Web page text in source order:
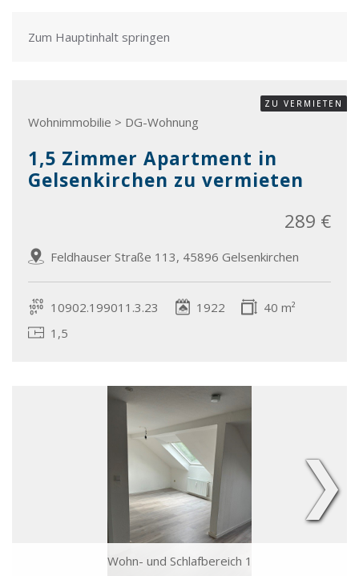
Zum Hauptinhalt springen
Wohnimmobilie > DG-Wohnung
ZU VERMIETEN
1,5 Zimmer Apartment in
Gelsenkirchen zu vermieten
Feldhauser Straße 113, 45896 Gelsenkirchen
289 €
10902.199011.3.23 1922
40 m²
1,5
Wohn- und Schlafbereich 1
❯